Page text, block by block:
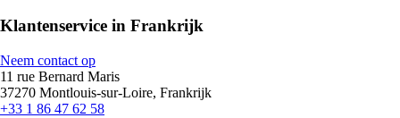
Klantenservice in Frankrijk
Neem contact op
11 rue Bernard Maris
37270 Montlouis-sur-Loire, Frankrijk
+33 1 86 47 62 58